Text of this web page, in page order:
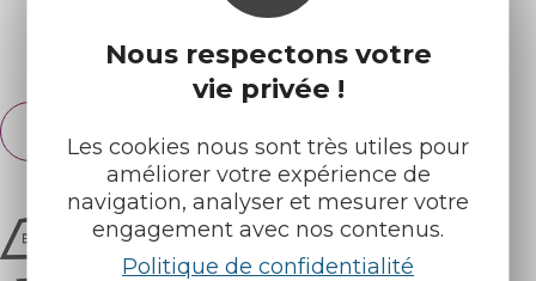
Nous respectons votre
vie privée !
Les cookies nous sont très utiles pour
améliorer votre expérience de
navigation, analyser et mesurer votre
engagement avec nos contenus.
Politique de confidentialité
Espace pro Partenaires
Français
English